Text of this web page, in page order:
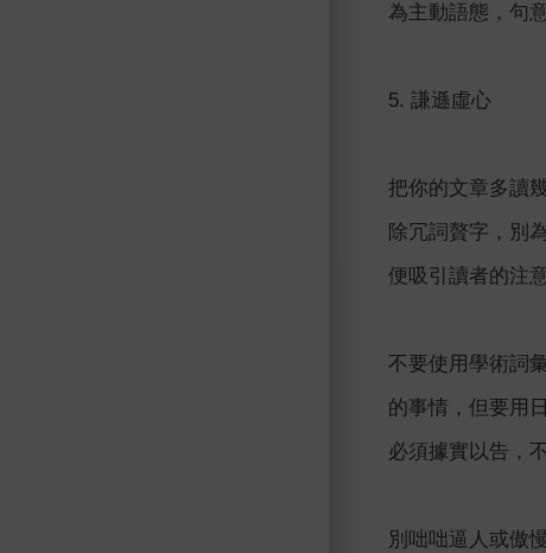
為主動語態，句
5. 謙遜虛心
把你的文章多讀
除冗詞贅字，別
便吸引讀者的注
不要使用學術詞
的事情，但要用
必須據實以告，
別咄咄逼人或傲